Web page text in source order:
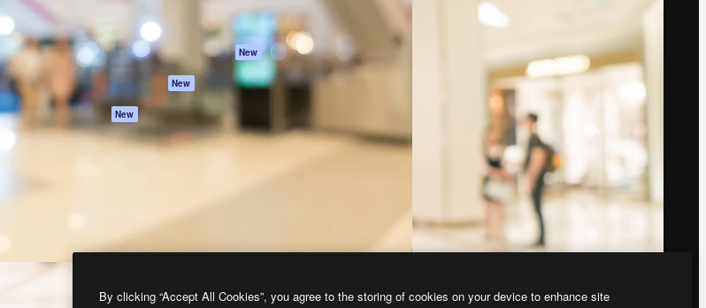
AI 텍스트 음성 변환
스톡 콘텐츠
Claude/ChatGPT
용 MCP
New
Agents New
API
이용 약관
개인정보 보호 정책
원본 New
쿠키 정책
Trust Center
제휴 파트너
비지니스
검색 트렌드
블로그
이벤트
프레스룸
magnific.ai를 찾으
LinkedIn
TikTok
X
Reddit
모든 권리는 보호 받습니다
By clicking “Accept All Cookies”, you agree to the storing of cookies on your device to enhance site